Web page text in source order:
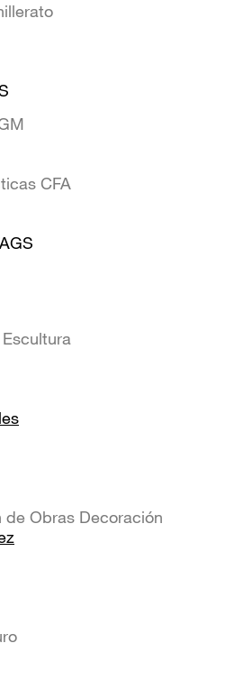
CFA
Obras Decoración